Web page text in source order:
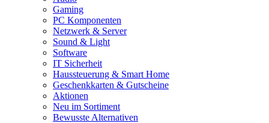
Gaming
PC Komponenten
Netzwerk & Server
Sound & Light
Software
IT Sicherheit
Haussteuerung & Smart Home
Geschenkkarten & Gutscheine
Aktionen
Neu im Sortiment
Bewusste Alternativen